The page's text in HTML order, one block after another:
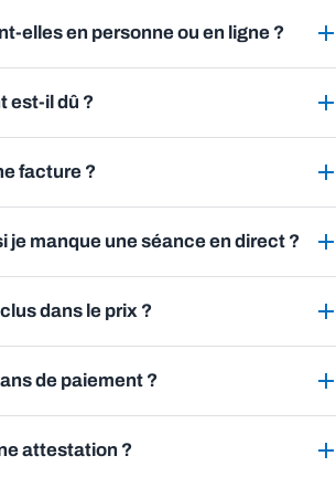
elles en personne ou en ligne ?
est-il dû ?
facture ?
je manque une séance en direct ?
dans le prix ?
de paiement ?
attestation ?